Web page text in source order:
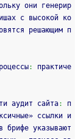
они генерир
с высокой ко
решающим п
:
практиче
аудит сайта:
п
ссылки и
брифе указывают